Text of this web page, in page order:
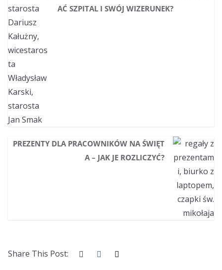
AĆ SZPITAL I SWÓJ WIZERUNEK?
PREZENTY DLA PRACOWNIKÓW NA ŚWIĘT
A – JAK JE ROZLICZYĆ?
Share This Post: